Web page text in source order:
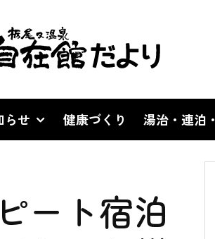
らせ 健康づくり 湯治・連泊・
ート宿泊